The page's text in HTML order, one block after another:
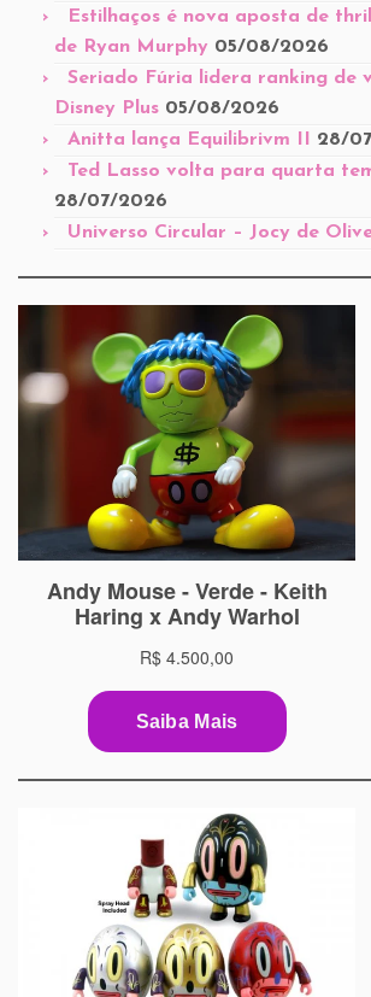
Estilhaços é nova aposta de
de Ryan Murphy 05/08/2026
Seriado Fúria lidera ranking de
Disney Plus 05/08/2026
Anitta lança Equilibrivm II 28/
Ted Lasso volta para quarta
28/07/2026
Universo Circular – Jocy de